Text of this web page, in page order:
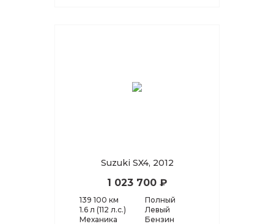
Suzuki SX4, 2012
1 023 700 ₽
139 100 км
1.6 л (112 л.с.)
Механика
Полный
Левый
Бензин